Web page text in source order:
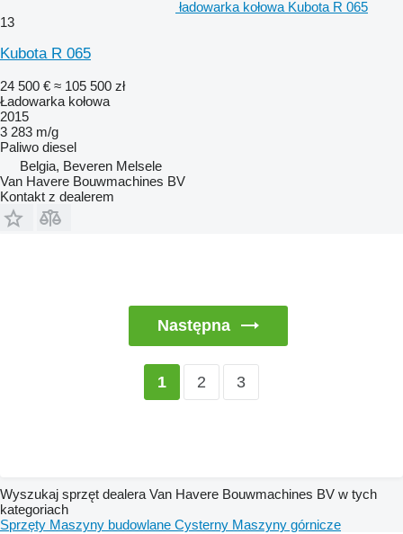
ładowarka kołowa Kubota R 065
13
Kubota R 065
24 500 € ≈ 105 500 zł
Ładowarka kołowa
2015
3 283 m/g
Paliwo diesel
Belgia, Beveren Melsele
Van Havere Bouwmachines BV
Kontakt z dealerem
Następna
1 2 3
Wyszukaj sprzęt dealera Van Havere Bouwmachines BV w tych
kategoriach
Sprzęty Maszyny budowlane Cysterny Maszyny górnicze